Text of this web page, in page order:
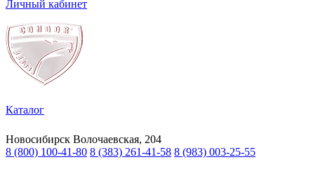
Личный кабинет
Каталог
Новосибирск Волочаевская, 204
8 (800) 100-41-80 8 (383) 261-41-58 8 (983) 003-25-55